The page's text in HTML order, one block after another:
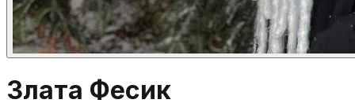
Злата Фесик